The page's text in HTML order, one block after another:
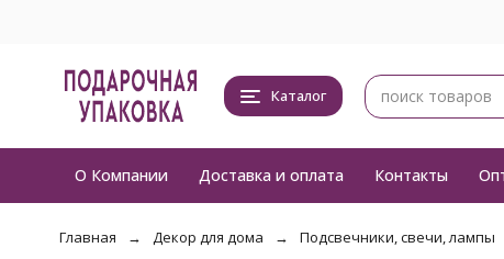
Каталог
О Компании Доставка и оплата Контакты
Главная Декор для дома Подсвечники, свечи, лампы